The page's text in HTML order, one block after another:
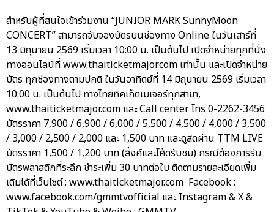
สำหรับผู้ที่สนใจเข้าร่วมงาน “JUNIOR MARK SunnyMoon
CONCERT” สามารถจับจองบัตรบนช่องทาง Online ในวันเสาร์ที่
13 มิถุนายน 2569 เริ่มเวลา 10:00 น. เป็นต้นไป เปิดจำหน่ายทุกที่นั่ง
ทางออนไลน์ที่ www.thaiticketmajor.com เท่านั้น และเปิดจำหน่าย
บัตร ทุกช่องทางตามปกติ ในวันอาทิตย์ที่ 14 มิถุนายน 2569 เริ่มเวลา
10:00 น. เป็นต้นไป ทางไทยทิคเก็ตเมเจอร์ทุกสาขา,
www.thaiticketmajor.com และ Call center โทร 0-2262-3456
บัตรราคา 7,900 / 6,900 / 6,000 / 5,500 / 4,500 / 4,000 / 3,500
/ 3,000 / 2,500 / 2,000 และ 1,500 บาท และดูสดผ่าน TTM LIVE
บัตรราคา 1,500 / 1,200 บาท (ลิ้งค์และโค้ดรับชม) กรณีต้องการรับ
บัตรพลาสติกที่ระลึก ชำระเพิ่ม 30 บาทต่อใบ ติดตามรายละเอียดเพิ่ม
เติมได้ที่เว็บไซต์ : www.thaiticketmajor.com Facebook :
www.facebook.com/gmmtvofficial และ Instagram & X &